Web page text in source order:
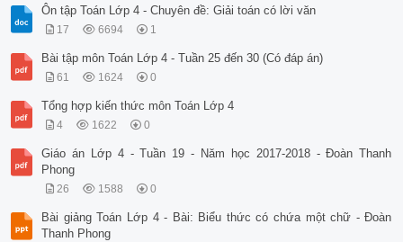
Ôn tập Toán Lớp 4 - Chuyên đề: Giải toán có lời văn
17 6694 1
Bài tập môn Toán Lớp 4 - Tuần 25 đến 30 (Có đáp án)
61 1624 0
Tổng hợp kiến thức môn Toán Lớp 4
4 1622 0
Giáo án Lớp 4 - Tuần 19 - Năm học 2017-2018 - Đoàn Thanh
Phong
26 1588 0
Bài giảng Toán Lớp 4 - Bài: Biểu thức có chứa một chữ - Đoàn
Thanh Phong